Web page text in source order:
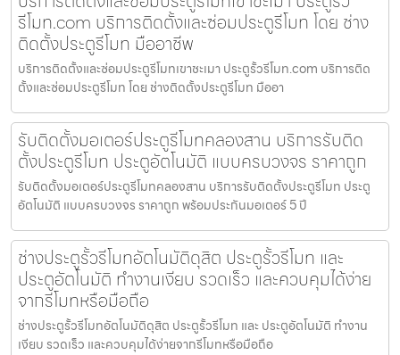
รีโมท.com บริการติดตั้งและซ่อมประตูรีโมท โดย ช่าง
ติดตั้งประตูรีโมท มืออาชีพ
บริการติดตั้งและซ่อมประตูรีโมทเขาชะเมา ประตูรั้วรีโมท.com บริการติด
ตั้งและซ่อมประตูรีโมท โดย ช่างติดตั้งประตูรีโมท มืออา
รับติดตั้งมอเตอร์ประตูรีโมทคลองสาน บริการรับติด
ตั้งประตูรีโมท ประตูอัตโนมัติ แบบครบวงจร ราคาถูก
รับติดตั้งมอเตอร์ประตูรีโมทคลองสาน บริการรับติดตั้งประตูรีโมท ประตู
อัตโนมัติ แบบครบวงจร ราคาถูก พร้อมประกันมอเตอร์ 5 ปี
ช่างประตูรั้วรีโมทอัตโนมัติดุสิต ประตูรั้วรีโมท และ
ประตูอัตโนมัติ ทำงานเงียบ รวดเร็ว และควบคุมได้ง่าย
จากรีโมทหรือมือถือ
ช่างประตูรั้วรีโมทอัตโนมัติดุสิต ประตูรั้วรีโมท และ ประตูอัตโนมัติ ทำงาน
เงียบ รวดเร็ว และควบคุมได้ง่ายจากรีโมทหรือมือถือ